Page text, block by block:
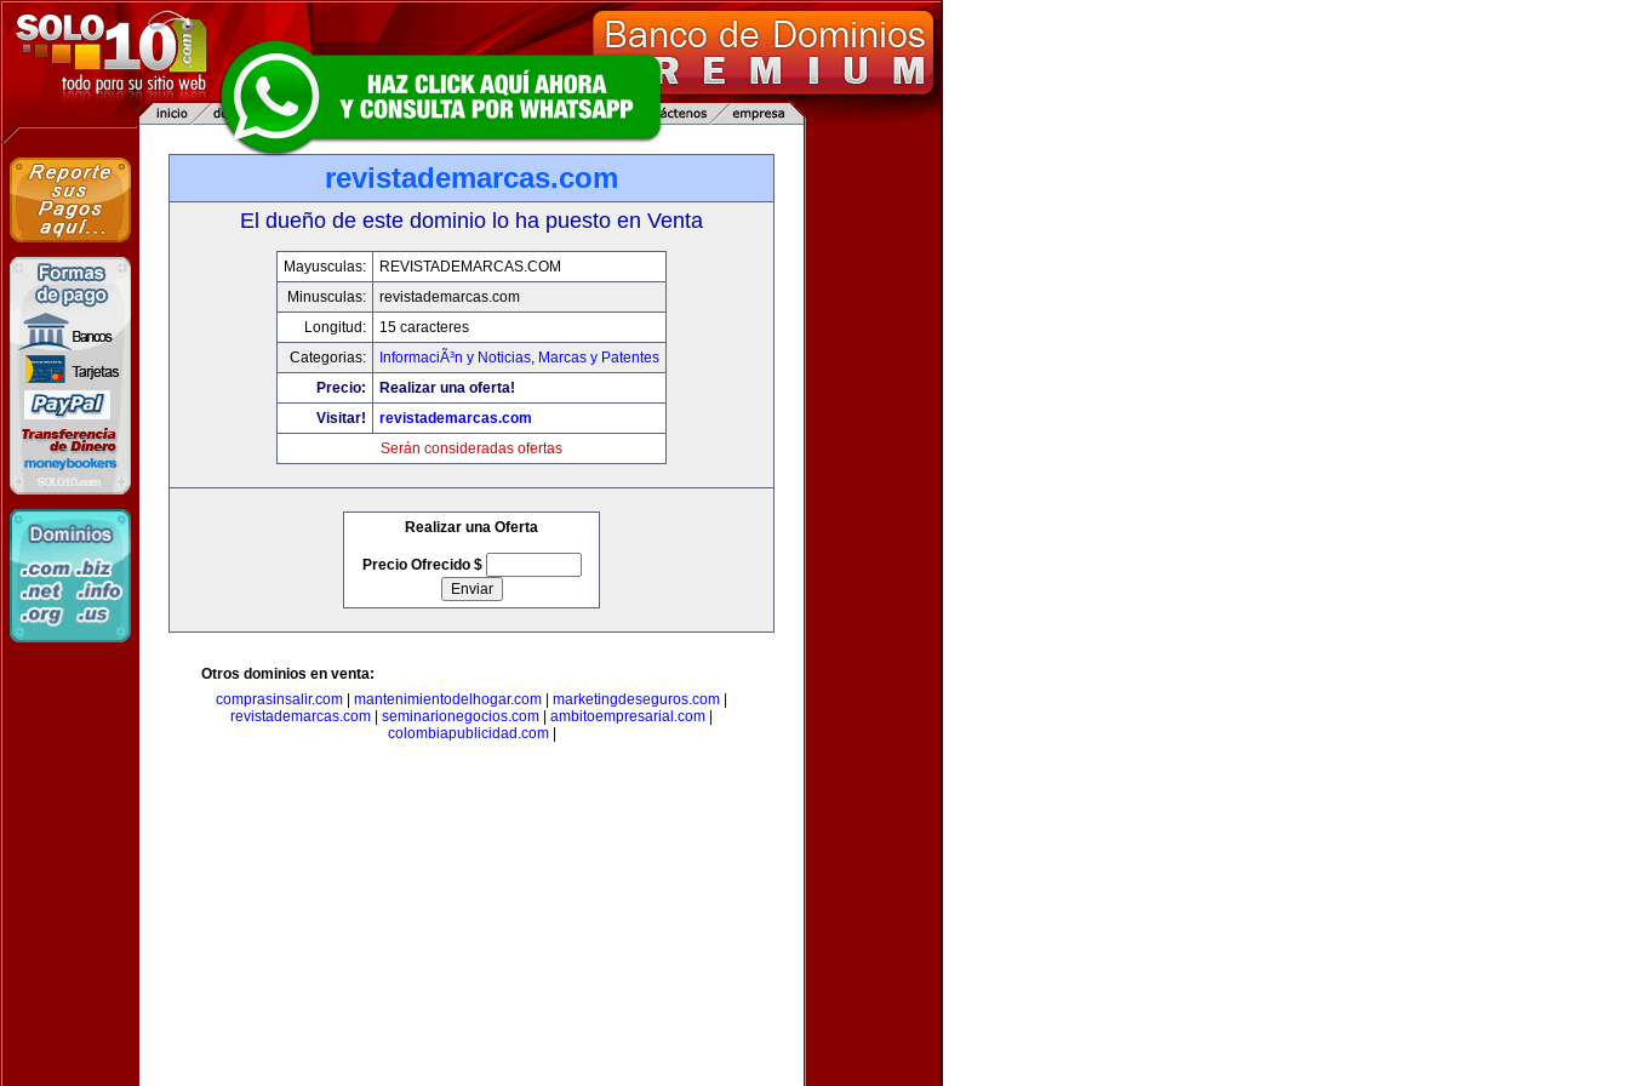
revistademarcas.com
El dueño de este dominio lo ha puesto en Venta
Mayusculas:
REVISTADEMARCAS.COM
Minusculas:
revistademarcas.com
Longitud:
15 caracteres
Categorias:
InformaciÃ³n y Noticias, Marcas y Patentes
Precio:
Realizar una oferta!
Visitar!
revistademarcas.com
Serán consideradas ofertas
Realizar una Oferta
Precio Ofrecido $
Otros dominios en venta:
comprasinsalir.com
mantenimientodelhogar.com marketingdeseguros.com
revistademarcas.com
seminarionegocios.com ambitoempresarial.com
colombiapublicidad.com|